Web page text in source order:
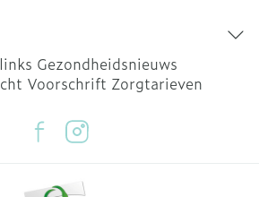
Gezondheidsnieuws
Voorschrift Zorgtarieven